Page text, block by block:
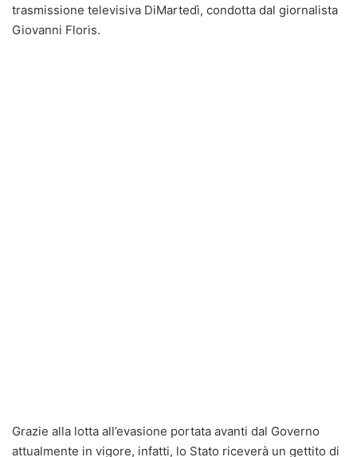
trasmissione televisiva DiMartedì, condotta dal giornalista
Giovanni Floris.
Grazie alla lotta all’evasione portata avanti dal Governo
attualmente in vigore, infatti, lo Stato riceverà un gettito di